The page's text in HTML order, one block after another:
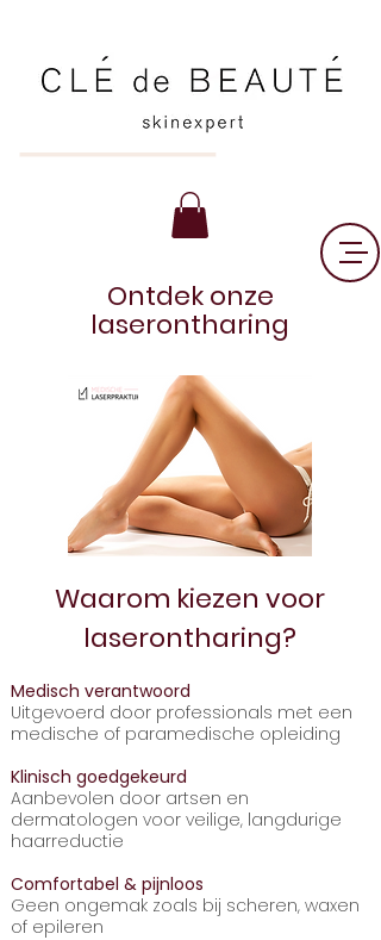
Ontdek onze
laserontharing
Waarom kiezen voor
laserontharing?
Medisch verantwoord
Uitgevoerd door professionals met een
medische of paramedische opleiding
Klinisch goedgekeurd
Aanbevolen door artsen en
dermatologen voor veilige, langdurige
haarreductie
Comfortabel & pijnloos
Geen ongemak zoals bij scheren, waxen
of epileren